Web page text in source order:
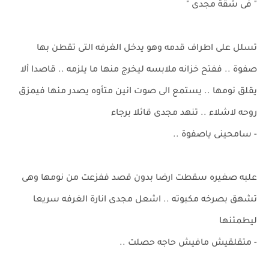
" فى شقة مجدى "
تسلل على اطراف قدمه وهو يدخل الغرفه التى تقطن بها
صفوة .. ففتح خزانه ملابسه ليخرج منها ما يلزمه .. قاصدا ألا
يقلق نومها .. يستمع الى صوت انين متأوه يصدر منها فيمزق
روحه لاشلاء .. تنهد مجدى قائلا برجاء
- سامحينى ياصفوة ..
علبه صغيره سقطت ارضا بدون قصد ففزعت من نومها وهى
تشهق بصرخه مكبوته .. اشعل مجدى انارة الغرفه سريعا
ليطمئنها
- متقلقيش مافيش حاجه حصلت ..